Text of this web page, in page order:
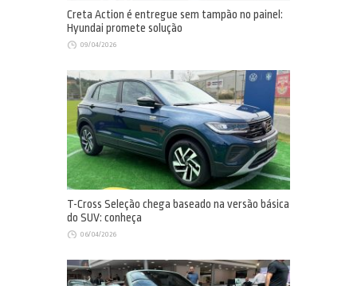
Creta Action é entregue sem tampão no painel:
Hyundai promete solução
09/04/2026
T-Cross Seleção chega baseado na versão básica
do SUV: conheça
06/04/2026